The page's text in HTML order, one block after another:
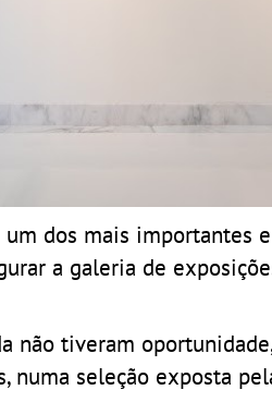
dos mais importantes
a galeria de
não tiveram
numa seleção exposta